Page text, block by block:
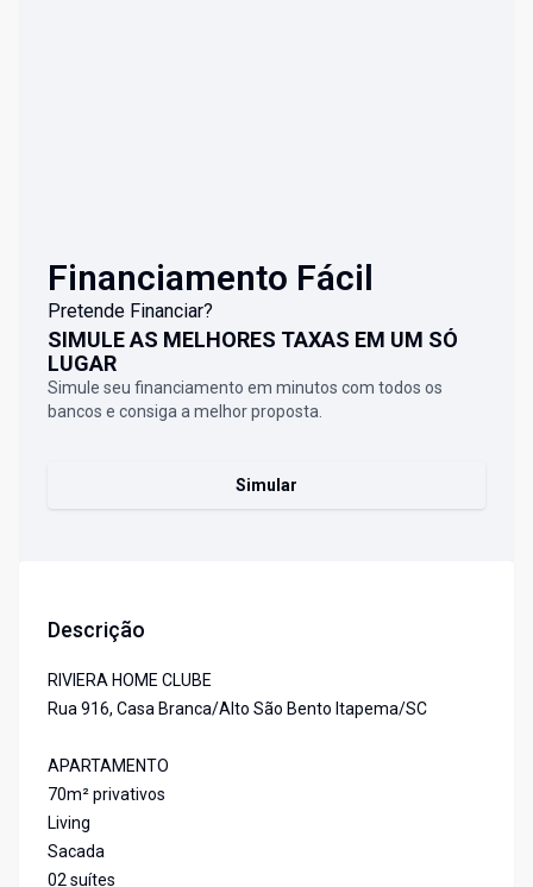
Financiamento Fácil
Pretende Financiar?
SIMULE AS MELHORES TAXAS EM UM SÓ
LUGAR
Simule seu financiamento em minutos com todos os
bancos e consiga a melhor proposta.
Simular
Descrição
RIVIERA HOME CLUBE
Rua 916, Casa Branca/Alto São Bento Itapema/SC
APARTAMENTO
70m² privativos
Living
Sacada
02 suítes